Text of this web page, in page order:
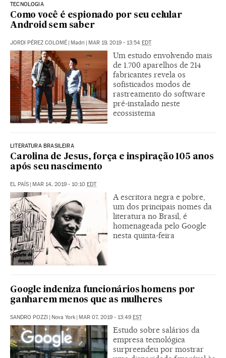
TECNOLOGIA
Como você é espionado por seu celular
Android sem saber
JORDI PÉREZ COLOMÉ | Madri | MAR 19, 2019 - 13:54 EDT
Um estudo envolvendo mais
de 1.700 aparelhos de 214
fabricantes revela os
sofisticados modos de
rastreamento do software
pré-instalado neste
ecossistema
LITERATURA BRASILEIRA
Carolina de Jesus, força e inspiração 105 anos
após seu nascimento
EL PAÍS MAR 14, 2019 - 10:10 EDT
A escritora negra e pobre,
um dos principais nomes da
literatura no Brasil, é
homenageada pelo Google
nesta quinta-feira
Google indeniza funcionários homens por
ganharem menos que as mulheres
SANDRO POZZI Nova York MAR 07, 2019 - 13:49 EST
Estudo sobre salários da
empresa tecnológica
surpreendeu por mostrar